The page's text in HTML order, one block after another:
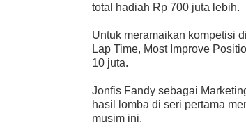
total hadiah Rp 700 juta lebih.
Untuk meramaikan kompetisi
Lap Time, Most Improve
10 juta.
Jonfis Fandy sebagai
hasil lomba di seri pertama
musim ini.